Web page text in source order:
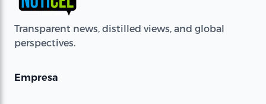
Transparent news, distilled views, and global
perspectives.
Empresa